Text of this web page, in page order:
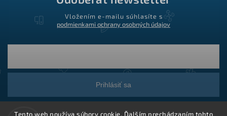
Tento web používa súbory cookie. Ďalším prechádzaním tohto
Vložením e-mailu súhlasíte s
podmienkami ochrany osobných údajov
Prihlásiť sa